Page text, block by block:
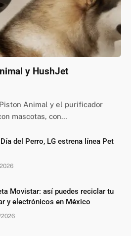
y HushJet
Animal y el purificador
mascotas, con…
del Perro, LG estrena línea Pet
Movistar: así puedes reciclar tu
y electrónicos en México